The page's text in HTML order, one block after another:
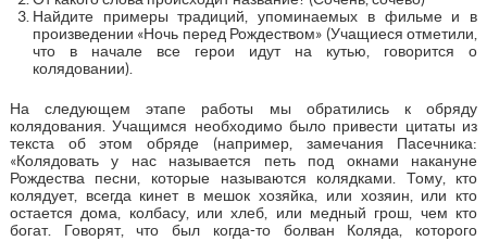
Найдите примеры традиций, упоминаемых в фильме и в
произведении «Ночь перед Рождеством» (Учащиеся отметили,
что в начале все герои идут на кутью, говорится о
колядовании).
На следующем этапе работы мы обратились к обряду
колядования. Учащимся необходимо было привести цитаты из
текста об этом обряде (например, замечания Пасечника:
«Колядовать у нас называется петь под окнами накануне
Рождества песни, которые называются колядками. Тому, кто
колядует, всегда кинет в мешок хозяйка, или хозяин, или кто
остается дома, колбасу, или хлеб, или медный грош, чем кто
богат. Говорят, что был когда-то болван Коляда, которого